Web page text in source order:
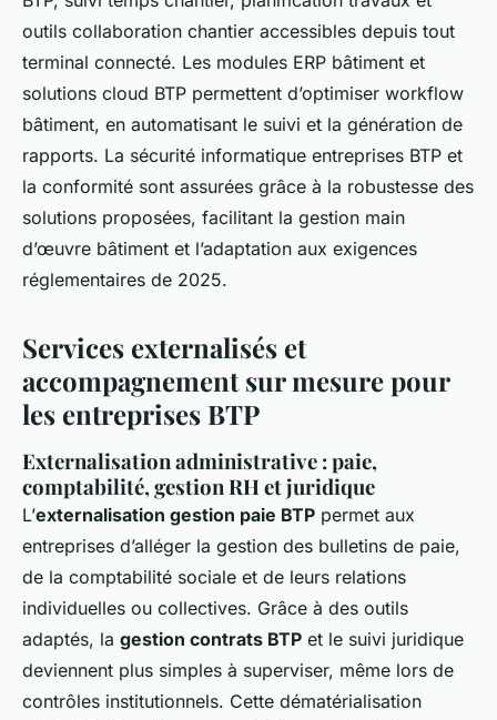
outils collaboration chantier accessibles depuis tout
terminal connecté. Les modules ERP bâtiment et
solutions cloud BTP permettent d’optimiser workflow
bâtiment, en automatisant le suivi et la génération de
rapports. La sécurité informatique entreprises BTP et
la conformité sont assurées grâce à la robustesse des
solutions proposées, facilitant la gestion main
d’œuvre bâtiment et l’adaptation aux exigences
réglementaires de 2025.
Services externalisés et
accompagnement sur mesure pour
les entreprises BTP
Externalisation administrative : paie,
comptabilité, gestion RH et juridique
L’externalisation gestion paie BTP permet aux
entreprises d’alléger la gestion des bulletins de paie,
de la comptabilité sociale et de leurs relations
individuelles ou collectives. Grâce à des outils
adaptés, la gestion contrats BTP et le suivi juridique
deviennent plus simples à superviser, même lors de
contrôles institutionnels. Cette dématérialisation